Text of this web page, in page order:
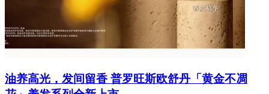
油养高光，发间留香 普罗旺斯欧舒丹「黄金不凋